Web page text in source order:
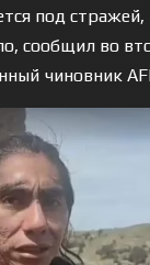
под стражей,
сообщил во
чиновник